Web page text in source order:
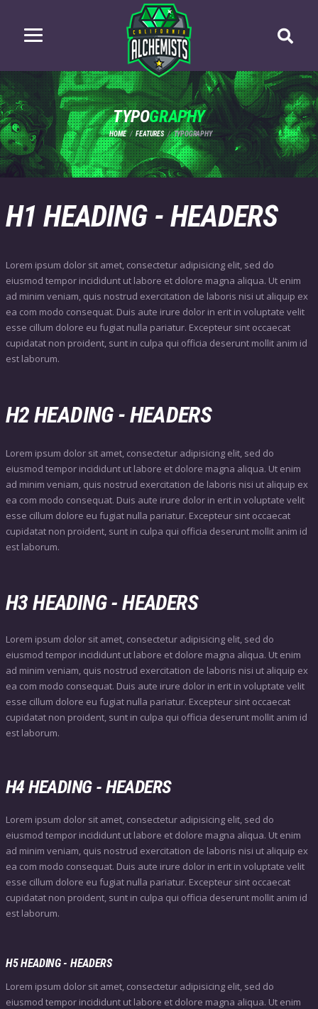
TYPOGRAPHY
HOME FEATURES TYPOGRAPHY
H1 HEADING - HEADERS
Lorem ipsum dolor sit amet, consectetur adipisicing elit, sed do
eiusmod tempor incididunt ut labore et dolore magna aliqua. Ut enim
ad minim veniam, quis nostrud exercitation de laboris nisi ut aliquip ex
ea com modo consequat. Duis aute irure dolor in erit in voluptate velit
esse cillum dolore eu fugiat nulla pariatur. Excepteur sint occaecat
cupidatat non proident, sunt in culpa qui officia deserunt mollit anim id
est laborum.
H2 HEADING - HEADERS
Lorem ipsum dolor sit amet, consectetur adipisicing elit, sed do
eiusmod tempor incididunt ut labore et dolore magna aliqua. Ut enim
ad minim veniam, quis nostrud exercitation de laboris nisi ut aliquip ex
ea com modo consequat. Duis aute irure dolor in erit in voluptate velit
esse cillum dolore eu fugiat nulla pariatur. Excepteur sint occaecat
cupidatat non proident, sunt in culpa qui officia deserunt mollit anim id
est laborum.
H3 HEADING - HEADERS
Lorem ipsum dolor sit amet, consectetur adipisicing elit, sed do
eiusmod tempor incididunt ut labore et dolore magna aliqua. Ut enim
ad minim veniam, quis nostrud exercitation de laboris nisi ut aliquip ex
ea com modo consequat. Duis aute irure dolor in erit in voluptate velit
esse cillum dolore eu fugiat nulla pariatur. Excepteur sint occaecat
cupidatat non proident, sunt in culpa qui officia deserunt mollit anim id
est laborum.
H4 HEADING - HEADERS
Lorem ipsum dolor sit amet, consectetur adipisicing elit, sed do
eiusmod tempor incididunt ut labore et dolore magna aliqua. Ut enim
ad minim veniam, quis nostrud exercitation de laboris nisi ut aliquip ex
ea com modo consequat. Duis aute irure dolor in erit in voluptate velit
esse cillum dolore eu fugiat nulla pariatur. Excepteur sint occaecat
cupidatat non proident, sunt in culpa qui officia deserunt mollit anim id
est laborum.
H5 HEADING - HEADERS
Lorem ipsum dolor sit amet, consectetur adipisicing elit, sed do
eiusmod tempor incididunt ut labore et dolore magna aliqua. Ut enim